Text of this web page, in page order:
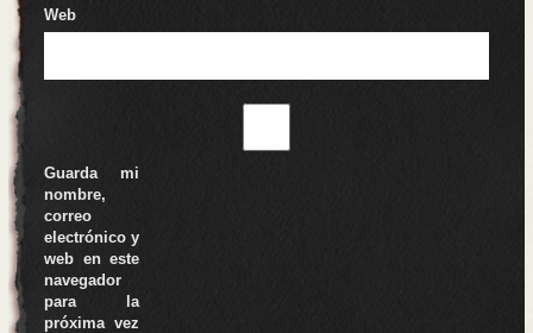
Web
Guarda mi
nombre,
correo
electrónico y
web en este
navegador
para la
próxima vez